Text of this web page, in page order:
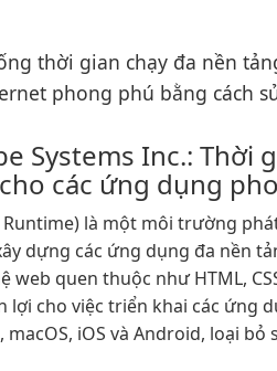
thời gian chạy đa nền
phong phú bằng cách
Systems Inc.: Thời
các ứng dụng
là một môi trường
dựng các ứng dụng đa nền
web quen thuộc như HTML,
lợi cho việc triển khai các ứng
iOS và Android, loại bỏ